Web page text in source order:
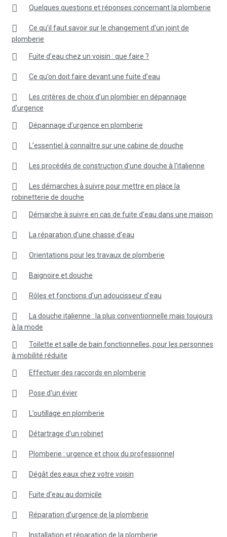
Quelques questions et réponses concernant la plomberie
Ce qu’il faut savoir sur le changement d’un joint de
plomberie
Fuite d’eau chez un voisin : que faire ?
Ce qu’on doit faire devant une fuite d’eau
Les critères de choix d’un plombier en dépannage
d’urgence
Dépannage d’urgence en plomberie
L’essentiel à connaître sur une cabine de douche
Les procédés de construction d’une douche à l’italienne
Les démarches à suivre pour mettre en place la
robinetterie de douche
Démarche à suivre en cas de fuite d’eau dans une maison
La réparation d’une chasse d’eau
Orientations pour les travaux de plomberie
Baignoire et douche
Rôles et fonctions d’un adoucisseur d’eau
La douche italienne : la plus conventionnelle mais toujours
à la mode
Toilette et salle de bain fonctionnelles, pour les personnes
à mobilité réduite
Effectuer des raccords en plomberie
Pose d’un évier
L’outillage en plomberie
Détartrage d’un robinet
Plomberie : urgence et choix du professionnel
Dégât des eaux chez votre voisin
Fuite d’eau au domicile
Réparation d’urgence de la plomberie
Installation et réparation de la plomberie